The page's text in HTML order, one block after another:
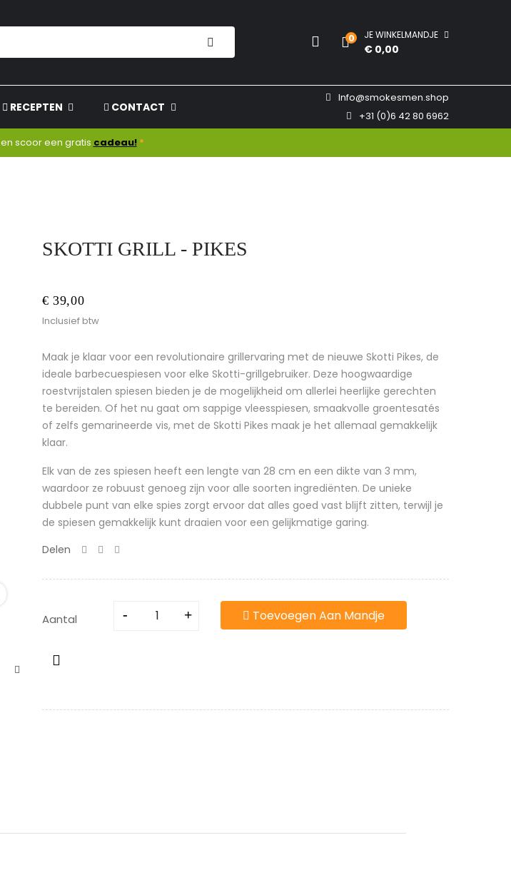
0 JE WINKELMANDJE
€ 0,00
RECEPTEN CONTACT
Info@smokesmen.shop
+31 (0)6 42 80 6962
en scoor een gratis cadeau! *
SKOTTI GRILL - PIKES
€ 39,00
Inclusief btw
Maak je klaar voor een revolutionaire grillervaring met de nieuwe Skotti Pikes, de
ideale barbecuespiesen voor elke Skotti-grillgebruiker. Deze hoogwaardige
roestvrijstalen spiesen bieden je de mogelijkheid om allerlei heerlijke gerechten
te bereiden. Of het nu gaat om sappige vleesspiesen, smaakvolle groentesatés
of zelfs gemarineerde vis, met de Skotti Pikes maak je het allemaal gemakkelijk
klaar.
Elk van de zes spiesen heeft een lengte van 28 cm en een dikte van 3 mm,
waardoor ze robuust genoeg zijn voor alle soorten ingrediënten. De unieke
dubbele punt van elke spies zorgt ervoor dat alles goed vast blijft zitten, terwijl je
de spiesen gemakkelijk kunt draaien voor een gelijkmatige garing.
Delen
Aantal Toevoegen Aan Mandje